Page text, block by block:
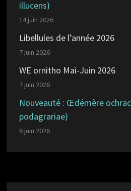
illucens)
14 juin 2026
Libellules de l’année 2026
7 juin 2026
WE ornitho Mai-Juin 2026
7 juin 2026
Nouveauté : Œdémère
podagrariae)
6 juin 2026